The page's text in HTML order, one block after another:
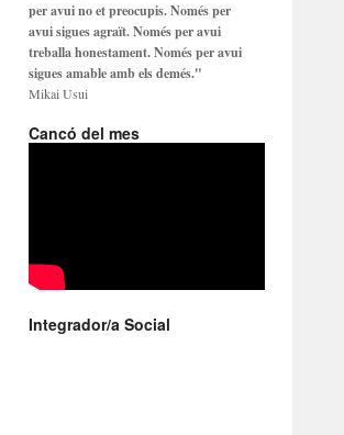
per avui no et preocupis. Només per
avui sigues agraït. Només per avui
treballa honestament. Només per avui
sigues amable amb els demés."
Mikai Usui
Cancó del mes
Integrador/a Social